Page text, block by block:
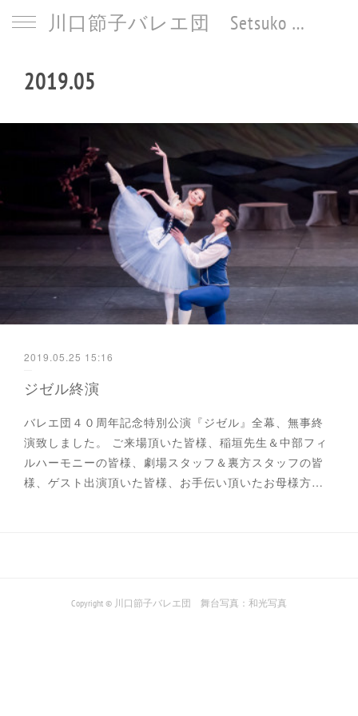
川口節子バレエ団 Setsuko Kawaguchi Ballet
2019.05
2019.05.25 15:16
ジゼル終演
バレエ団４０周年記念特別公演『ジゼル』全幕、無事終
演致しました。 ご来場頂いた皆様、稲垣先生＆中部フィ
ルハーモニーの皆様、劇場スタッフ＆裏方スタッフの皆
様、ゲスト出演頂いた皆様、お手伝い頂いたお母様方…
Copyright © 川口節子バレエ団 舞台写真：和光写真